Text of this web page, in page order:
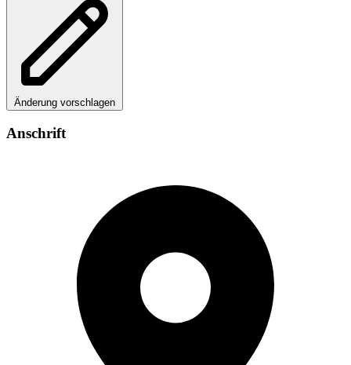
Änderung vorschlagen
Anschrift